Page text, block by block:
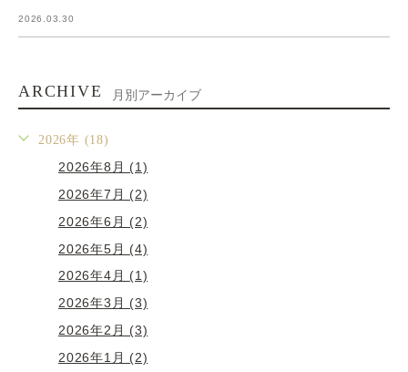
2026.03.30
ARCHIVE 月別アーカイブ
2026年 (18)
2026年8月 (1)
2026年7月 (2)
2026年6月 (2)
2026年5月 (4)
2026年4月 (1)
2026年3月 (3)
2026年2月 (3)
2026年1月 (2)